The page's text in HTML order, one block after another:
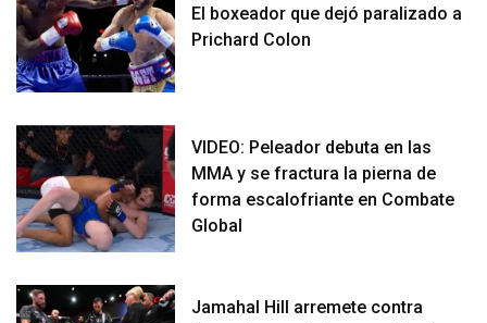
El boxeador que dejó paralizado a
Prichard Colon
VIDEO: Peleador debuta en las
MMA y se fractura la pierna de
forma escalofriante en Combate
Global
Jamahal Hill arremete contra